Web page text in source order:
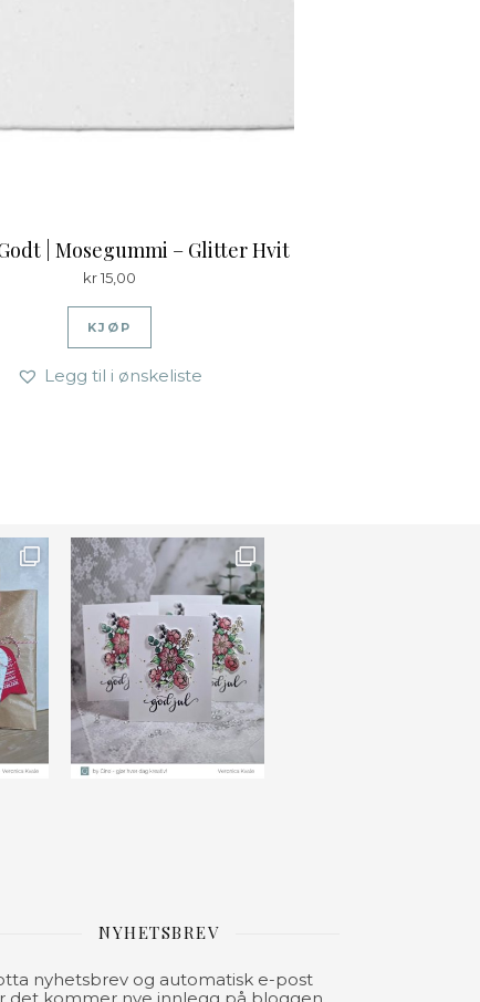
| Mosegummi – Glitter Hvit
kr15,00
KJØP
Legg til i ønskeliste
NYHETSBREV
nyhetsbrev og automatisk e-post